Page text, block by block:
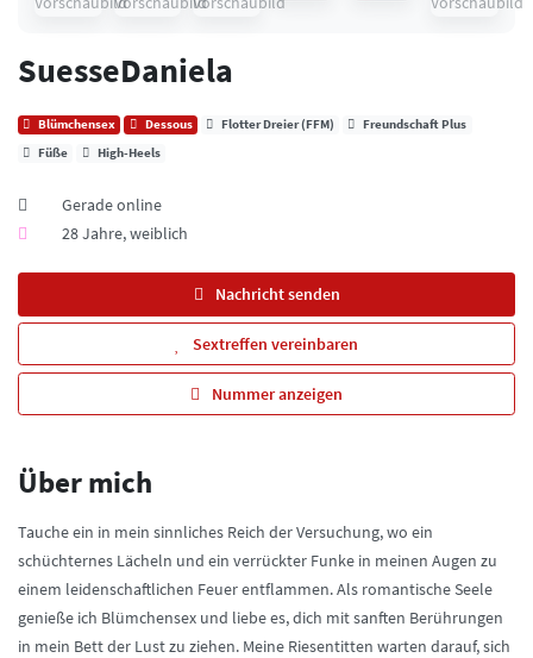
SuesseDaniela
Blümchensex Dessous Flotter Dreier (FFM)
Freundschaft Plus
Füße
High-Heels
Gerade online
28 Jahre, weiblich
Nachricht senden
Sextreffen vereinbaren
Nummer anzeigen
Über mich
Tauche ein in mein sinnliches Reich der Versuchung, wo ein
schüchternes Lächeln und ein verrückter Funke in meinen Augen zu
einem leidenschaftlichen Feuer entflammen. Als romantische Seele
genieße ich Blümchensex und liebe es, dich mit sanften Berührungen
in mein Bett der Lust zu ziehen. Meine Riesentitten warten darauf, sich